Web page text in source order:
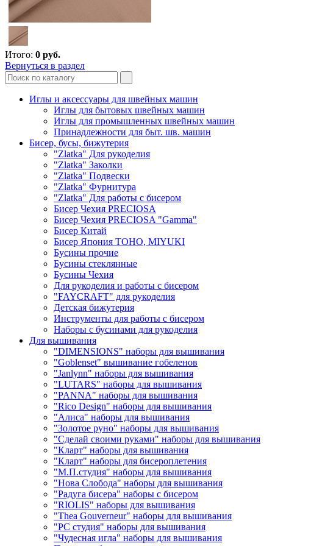
Итого: 0 руб.
Вернуться в раздел
Иглы и аксессуары для швейных машин
Иглы для бытовых швейных машин
Иглы для промышленных швейных машин
Принадлежности для быт. шв. машин
Бисер, бусы, бижутерия
"Zlatka" Для рукоделия
"Zlatka" Заколки
"Zlatka" Подвески
"Zlatka" Фурнитура
"Zlatka" Для работы с бисером
Бисер Чехия PRECIOSA
Бисер Чехия PRECIOSA "Gamma"
Бисер Китай
Бисер Япония TOHO, MIYUKI
Бусины прочие
Бусины стеклянные
Бусины Чехия
Для рукоделия и работы с бисером
"FAYCRAFT" для рукоделия
Детская бижутерия
Инструменты для работы с бисером
Наборы с бусинами для рукоделия
Для вышивания
"DIMENSIONS" наборы для вышивания
"Goblenset" вышивание гобеленов
"Janlynn" наборы для вышивания
"LUTARS" наборы для вышивания
"PANNA" наборы для вышивания
"Rico Design" наборы для вышивания
"Алиса" наборы для вышивания
"Золотое руно" наборы для вышивания
"Сделай своими руками" наборы для вышивания
"Кларт" наборы для вышивания
"Кларт" наборы для бисероплетения
"М.П.студия" наборы для вышивания
"Нова Слобода" наборы для вышивания
"Радуга бисера" наборы с бисером
"RIOLIS" наборы для вышивания
"Thea Gouverneur" наборы для вышивания
"РС студия" наборы для вышивания
"Чудесная игла" наборы для вышивания